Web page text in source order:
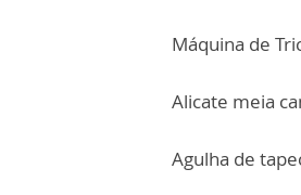
⁠Máquina de
Alicate meia
Agulha de